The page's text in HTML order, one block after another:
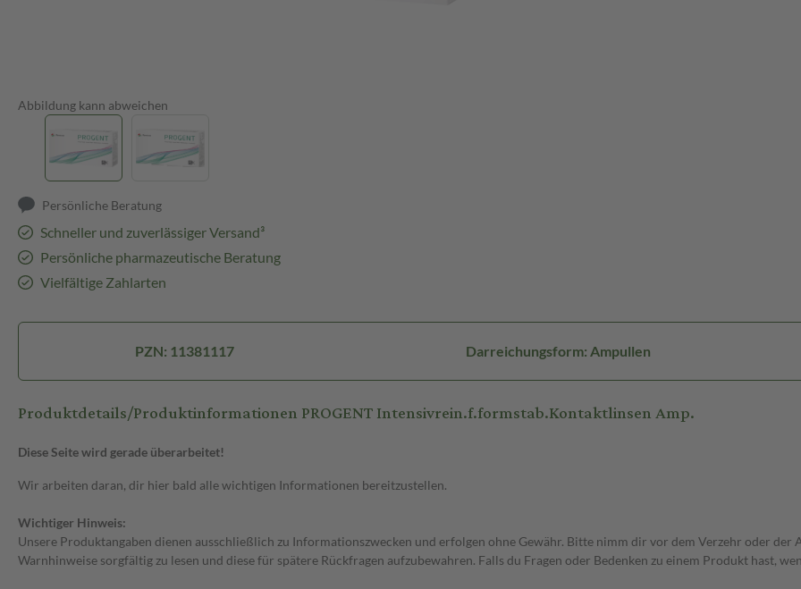
Abbildung kann abweichen
Persönliche Beratung
Schneller und zuverlässiger Versand³
Persönliche pharmazeutische Beratung
Vielfältige Zahlarten
PZN: 11381117 Darreichungsform: Ampullen
Produktdetails/Produktinformationen PROGENT Intensivrein.f.formstab.Kontaktlinsen Amp.
Diese Seite wird gerade überarbeitet!
Wir arbeiten daran, dir hier bald alle wichtigen Informationen bereitzustellen.
Wichtiger Hinweis:
Unsere Produktangaben dienen ausschließlich zu Informationszwecken und erfolgen ohne Gewähr. Bitte nimm dir vor dem Verzehr oder
Warnhinweise sorgfältig zu lesen und diese für spätere Rückfragen aufzubewahren. Falls du Fragen oder Bedenken zu einem Produkt hast,